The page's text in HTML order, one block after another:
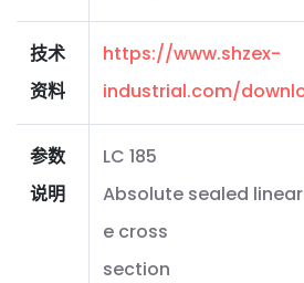
技术
资料
https://www.shzex-
industrial.com/
参数
说明
LC 185
Absolute sealed
e cross
section